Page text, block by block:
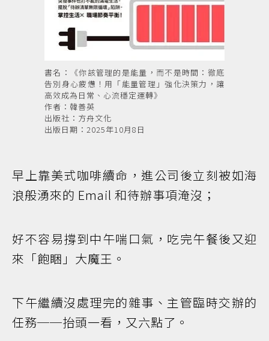
書名：《你該管理的是能量，而不是時間：徹底
告別身心疲憊！用「能量管理」強化決策力，讓
高效成為日常、心流穩定運轉》
作者：韓善英
出版社：方舟文化
出版日期：2025年10月8日
早上靠美式咖啡續命，進公司後立刻被如海
浪般湧來的 Email 和待辦事項淹沒；
好不容易撐到中午喘口氣，吃完午餐後又迎
來「飽睏」大魔王。
下午繼續沒處理完的雜事、主管臨時交辦的
任務──抬頭一看，又六點了。